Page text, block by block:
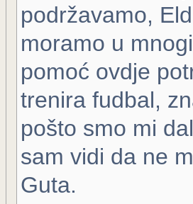
podržavamo,
moramo u
pomoć ovdje
trenira fudbal,
pošto smo mi
sam vidi da ne
Guta.